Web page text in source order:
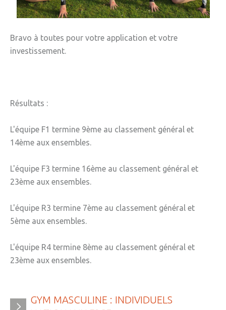
Bravo à toutes pour votre application et votre
investissement.
Résultats :
L'équipe F1 termine 9ème au classement général et
14ème aux ensembles.
L'équipe F3 termine 16ème au classement général et
23ème aux ensembles.
L'équipe R3 termine 7ème au classement général et
5ème aux ensembles.
L'équipe R4 termine 8ème au classement général et
23ème aux ensembles.
GYM MASCULINE : INDIVIDUELS